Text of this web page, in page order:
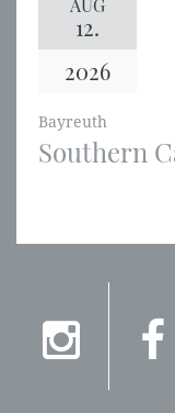
AUG
12.
2026
Bayreuth
Southern